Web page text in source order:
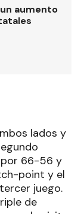
aumento
lados y
por 66-56 y
point y el
juego.
de